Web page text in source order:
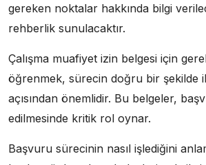
gereken noktalar hakkında bilgi
rehberlik sunulacaktır.
Çalışma muafiyet izin belgesi için
öğrenmek, sürecin doğru bir şekilde
açısından önemlidir. Bu belgeler,
edilmesinde kritik rol oynar.
Başvuru sürecinin nasıl işlediğini